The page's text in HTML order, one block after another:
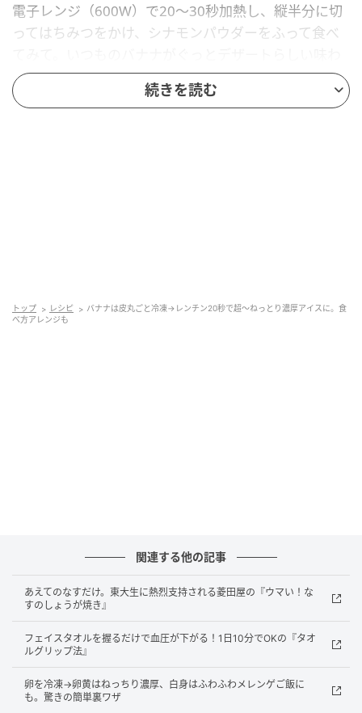
電子レンジ（600W）で20〜30秒加熱し、縦半分に切
ってはちみつをかけ、シナモンパウダーをふって食べ
いに変わって、手軽なのにちょっと特別感のあるおや
つに。
別なおやつに。冷凍ならではの新食感を、ぜひ楽しん
でみて♪
島本 美由紀
料理研究家・ラク家事アドバイザー・食品ロス削減ア
ドバイザー・防災士
続きを読む
トップ レシピ
バナナは皮丸ごと冷凍→レンチン20秒で超～ねっとり濃厚アイスに。食
べ方アレンジも
関連する他の記事
あえてのなすだけ。東大生に熱烈支持される菱田屋の『ウマい！な
すのしょうが焼き』
フェイスタオルを握るだけで血圧が下がる！1日10分でOKの『タオ
ルグリップ法』
卵を冷凍→卵黄はねっちり濃厚、白身はふわふわメレンゲご飯に
も。驚きの簡単裏ワザ